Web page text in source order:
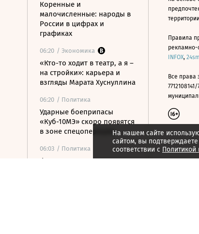
Коренные и
малочисленные: народы в
России в цифрах и
графиках
06:20 / Экономика
«Кто-то ходит в театр, а я –
на стройки»: карьера и
взгляды Марата Хуснуллина
06:20 / Политика
Ударные боеприпасы
«Куб-10МЭ» скоро появятся
в зоне спецоперации
06:03 / Политика
Финляндия отказалась
На нашем сайте
сайтом, вы
соответствии с
Правила
рекламно-
INFOX,
Все